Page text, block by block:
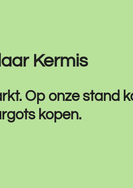
Kermis
Op onze stand
kopen.